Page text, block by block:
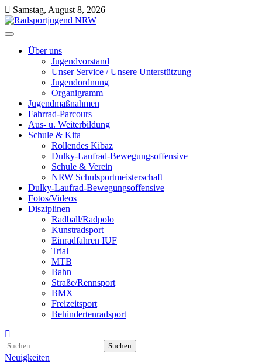
Skip
to
content
Samstag, August 8, 2026
Über uns
Jugendvorstand
Unser Service / Unsere Unterstützung
Jugendordnung
Organigramm
Jugendmaßnahmen
Fahrrad-Parcours
Aus- u. Weiterbildung
Schule & Kita
Rollendes Kibaz
Dulky-Laufrad-Bewegungsoffensive
Schule & Verein
NRW Schulsportmeisterschaft
Dulky-Laufrad-Bewegungsoffensive
Fotos/Videos
Disziplinen
Radball/Radpolo
Kunstradsport
Einradfahren IUF
Trial
MTB
Bahn
Straße/Rennsport
BMX
Freizeitsport
Behindertenradsport
Suchen
nach:
Neuigkeiten